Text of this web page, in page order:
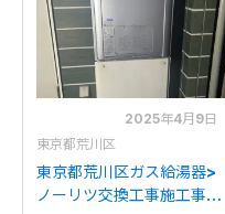
ナイRUFH-E2407AW2-
3(A)への交換
2025年4月9日
東京都荒川区
東京都荒川区ガス給湯器>
ノーリツ交換工事施工事